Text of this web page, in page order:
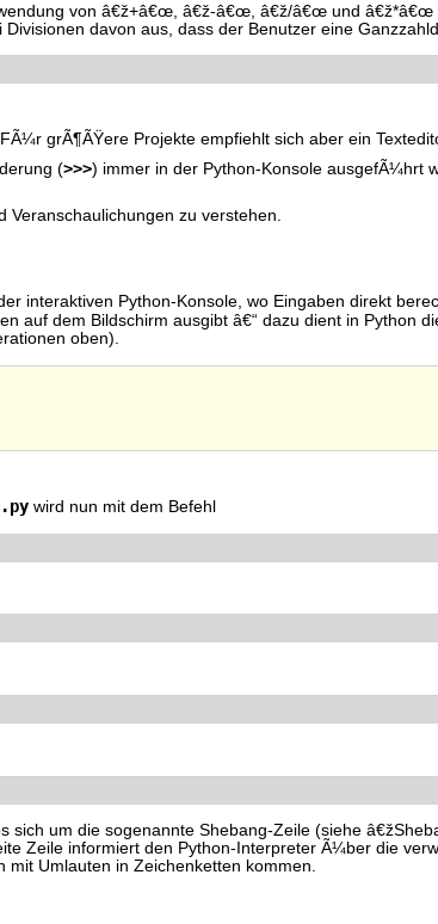
von â€ž+â€œ, â€ž-â€œ, â€ž/â€œ und
davon aus, dass der Benutzer eine
grÃ¶ÃŸere Projekte empfiehlt sich aber ein
(>>>) immer in der Python-Konsole ausgefÃ¼hrt
Veranschaulichungen zu verstehen.
interaktiven Python-Konsole, wo Eingaben direkt
auf dem Bildschirm ausgibt â€“ dazu dient in Python
oben).
wird nun mit dem Befehl
um die sogenannte Shebang-Zeile (siehe
Zeile informiert den Python-Interpreter Ã¼ber die
mit Umlauten in Zeichenketten kommen.